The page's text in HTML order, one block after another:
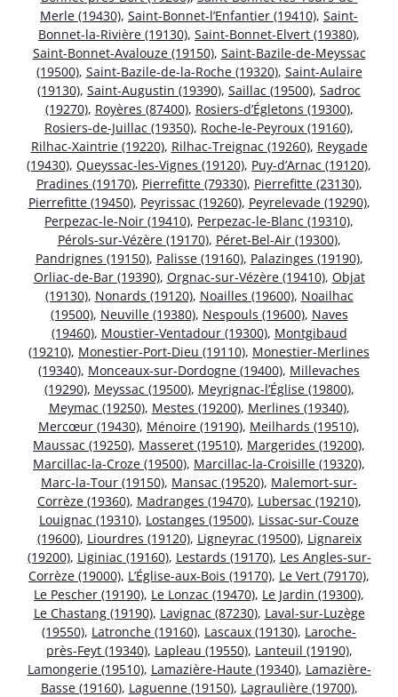
Merle (19430), Saint-Bonnet-l’Enfantier (19410), Saint-
Bonnet-la-Rivière (19130), Saint-Bonnet-Elvert (19380),
Saint-Bonnet-Avalouze (19150), Saint-Bazile-de-Meyssac
(19500), Saint-Bazile-de-la-Roche (19320), Saint-Aulaire
(19130), Saint-Augustin (19390), Saillac (19500), Sadroc
(19270), Royères (87400), Rosiers-d’Égletons (19300),
Rosiers-de-Juillac (19350), Roche-le-Peyroux (19160),
Rilhac-Xaintrie (19220), Rilhac-Treignac (19260), Reygade
(19430), Queyssac-les-Vignes (19120), Puy-d’Arnac (19120),
Pradines (19170), Pierrefitte (79330), Pierrefitte (23130),
Pierrefitte (19450), Peyrissac (19260), Peyrelevade (19290),
Perpezac-le-Noir (19410), Perpezac-le-Blanc (19310),
Pérols-sur-Vézère (19170), Péret-Bel-Air (19300),
Pandrignes (19150), Palisse (19160), Palazinges (19190),
Orliac-de-Bar (19390), Orgnac-sur-Vézère (19410), Objat
(19130), Nonards (19120), Noailles (19600), Noailhac
(19500), Neuville (19380), Nespouls (19600), Naves
(19460), Moustier-Ventadour (19300), Montgibaud
(19210), Monestier-Port-Dieu (19110), Monestier-Merlines
(19340), Monceaux-sur-Dordogne (19400), Millevaches
(19290), Meyssac (19500), Meyrignac-l’Église (19800),
Meymac (19250), Mestes (19200), Merlines (19340),
Mercœur (19430), Ménoire (19190), Meilhards (19510),
Maussac (19250), Masseret (19510), Margerides (19200),
Marcillac-la-Croze (19500), Marcillac-la-Croisille (19320),
Marc-la-Tour (19150), Mansac (19520), Malemort-sur-
Corrèze (19360), Madranges (19470), Lubersac (19210),
Louignac (19310), Lostanges (19500), Lissac-sur-Couze
(19600), Liourdres (19120), Ligneyrac (19500), Lignareix
(19200), Liginiac (19160), Lestards (19170), Les Angles-sur-
Corrèze (19000), L’Église-aux-Bois (19170), Le Vert (79170),
Le Pescher (19190), Le Lonzac (19470), Le Jardin (19300),
Le Chastang (19190), Lavignac (87230), Laval-sur-Luzège
(19550), Latronche (19160), Lascaux (19130), Laroche-
près-Feyt (19340), Lapleau (19550), Lanteuil (19190),
Lamongerie (19510), Lamazière-Haute (19340), Lamazière-
Basse (19160), Laguenne (19150), Lagraulière (19700),